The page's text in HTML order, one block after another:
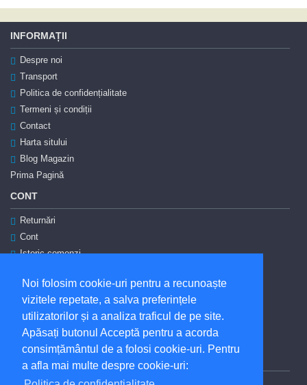
Noi folosim cookie-uri pentru a recunoaște
vizitele repetate, a salva preferințele
utilizatorilor și a analiza traficul de pe site.
Apăsați butonul Acceptă pentru a acorda
consimțământul de a folosi cookie-uri. Pentru
a afla mai multe despre cookie-uri:
INFORMAȚII
Despre noi
Transport
Politica de confidențialitate
Termeni și condiții
Contact
Harta sitului
Blog Magazin
Prima Pagină
CONT
Returnări
Cont
Istoric comenzi
Înregistrare
Coşul meu
ANPC
Soluționarea litigiilor
SUNTEM ȘI PE FACEBOOK